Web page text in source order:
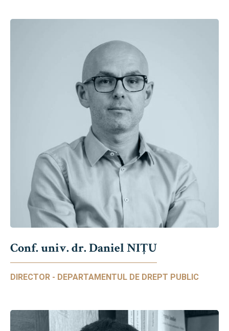
Conf. univ. dr. Daniel NIŢU
DIRECTOR - DEPARTAMENTUL DE DREPT PUBLIC